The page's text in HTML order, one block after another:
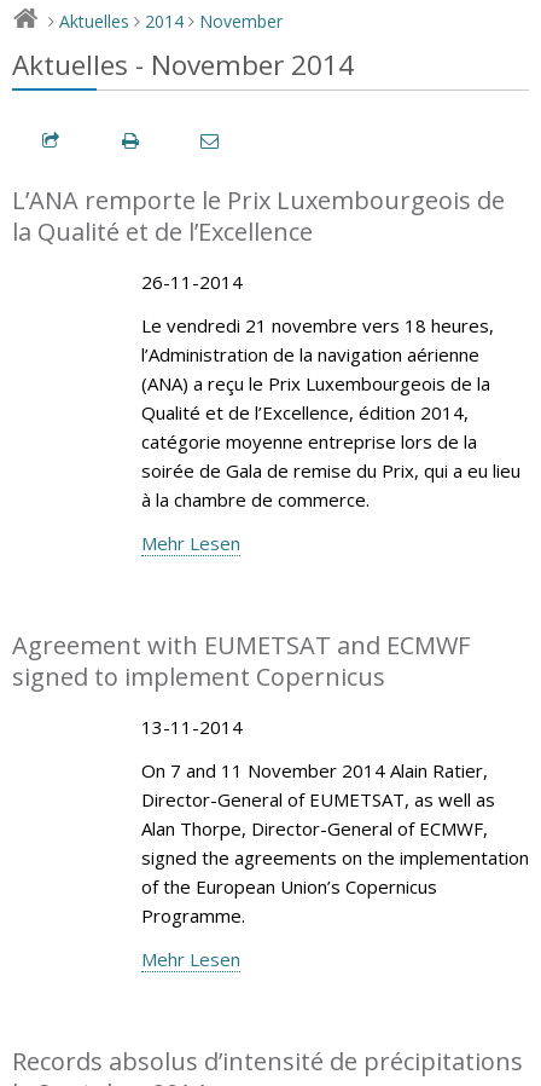
> Aktuelles > 2014 > November
Aktuelles - November 2014
L’ANA remporte le Prix Luxembourgeois de
la Qualité et de l’Excellence
26-11-2014
Le vendredi 21 novembre vers 18 heures,
l’Administration de la navigation aérienne
(ANA) a reçu le Prix Luxembourgeois de la
Qualité et de l’Excellence, édition 2014,
catégorie moyenne entreprise lors de la
soirée de Gala de remise du Prix, qui a eu lieu
à la chambre de commerce.
Mehr Lesen
Agreement with EUMETSAT and ECMWF
signed to implement Copernicus
13-11-2014
On 7 and 11 November 2014 Alain Ratier,
Director-General of EUMETSAT, as well as
Alan Thorpe, Director-General of ECMWF,
signed the agreements on the implementation
of the European Union’s Copernicus
Programme.
Mehr Lesen
Records absolus d’intensité de précipitations